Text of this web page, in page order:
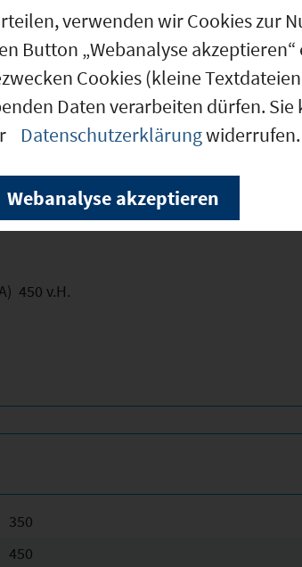
mit einer ausgezeichneten
Kreisklinik, das Grüne Zentrum der
und eine Vielzahl von Museen
450 v.H.
350
450
verwenden wir Cookies zur
Button „Webanalyse
Cookies (kleine
Daten verarbeiten dürfen.
Datenschutzerklärung
Webanalyse akzeptieren